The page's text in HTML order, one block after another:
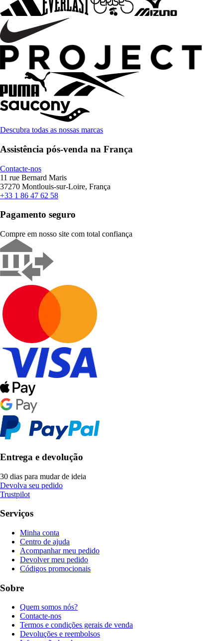
Descubra todas as nossas marcas
Assistência pós-venda na França
Contacte-nos
11 rue Bernard Maris
37270 Montlouis-sur-Loire, França
+33 1 86 47 62 58
Pagamento seguro
Compre em nosso site com total confiança
Entrega e devolução
30 dias para mudar de ideia
Devolva seu pedido
Trustpilot
Serviços
Minha conta
Centro de ajuda
Acompanhar meu pedido
Devolver meu pedido
Códigos promocionais
Sobre
Quem somos nós?
Contacte-nos
Termos e condições gerais de venda
Devoluções e reembolsos